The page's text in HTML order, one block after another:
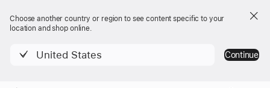
Choose another country or region to see content specific to your
location and shop online.
United States Continue